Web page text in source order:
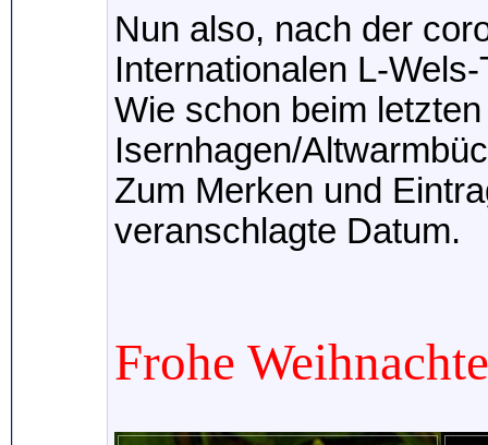
Nun also, nach der
Internationalen L-Wels-
Wie schon beim
Isernhagen/
Zum Merken und
veranschlagte Datum.
Frohe